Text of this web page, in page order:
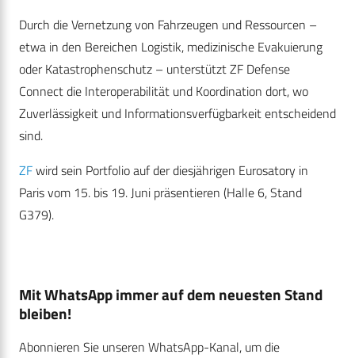
Durch die Vernetzung von Fahrzeugen und Ressourcen –
etwa in den Bereichen Logistik, medizinische Evakuierung
oder Katastrophenschutz – unterstützt ZF Defense
Connect die Interoperabilität und Koordination dort, wo
Zuverlässigkeit und Informationsverfügbarkeit entscheidend
sind.
ZFwird sein Portfolio auf der diesjährigen Eurosatory in
Paris vom 15. bis 19. Juni präsentieren (Halle 6, Stand
G379).
Mit WhatsApp immer auf dem neuesten Stand
bleiben!
Abonnieren Sie unseren WhatsApp-Kanal, um die